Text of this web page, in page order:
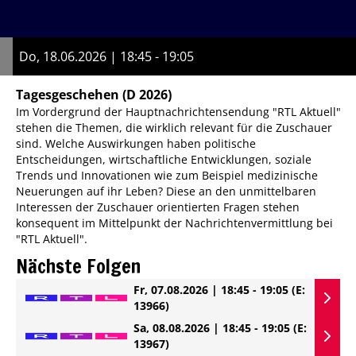
Do, 18.06.2026 | 18:45 - 19:05
Tagesgeschehen (D 2026)
Im Vordergrund der Hauptnachrichtensendung "RTL Aktuell"
stehen die Themen, die wirklich relevant für die Zuschauer
sind. Welche Auswirkungen haben politische
Entscheidungen, wirtschaftliche Entwicklungen, soziale
Trends und Innovationen wie zum Beispiel medizinische
Neuerungen auf ihr Leben? Diese an den unmittelbaren
Interessen der Zuschauer orientierten Fragen stehen
konsequent im Mittelpunkt der Nachrichtenvermittlung bei
"RTL Aktuell".
Nächste Folgen
Fr, 07.08.2026 | 18:45 - 19:05 (E:
13966)
Sa, 08.08.2026 | 18:45 - 19:05 (E:
13967)